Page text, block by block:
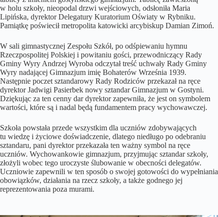
w holu szkoły, nieopodal drzwi wejściowych, odsłoniła Maria
Lipińska, dyrektor Delegatury Kuratorium Oświaty w Rybniku.
Pamiątkę poświecił metropolita katowicki arcybiskup Damian Zimoń.
W sali gimnastycznej Zespołu Szkół, po odśpiewaniu hymnu
Rzeczpospolitej Polskiej i powitaniu gości, przewodniczący Rady
Gminy Wyry Andrzej Wyroba odczytał treść uchwały Rady Gminy
Wyry nadającej Gimnazjum imię Bohaterów Września 1939.
Następnie poczet sztandarowy Rady Rodziców przekazał na ręce
dyrektor Jadwigi Pasierbek nowy sztandar Gimnazjum w Gostyni.
Dziękując za ten cenny dar dyrektor zapewniła, że jest on symbolem
wartości, które są i nadal będą fundamentem pracy wychowawczej.
Szkoła powstała przede wszystkim dla uczniów zdobywających
tu wiedzę i życiowe doświadczenie, dlatego niedługo po odebraniu
sztandaru, pani dyrektor przekazała ten ważny symbol na ręce
uczniów. Wychowankowie gimnazjum, przyjmując sztandar szkoły,
złożyli wobec tego uroczyste ślubowanie w obecności delegatów.
Uczniowie zapewnili w ten sposób o swojej gotowości do wypełniania
obowiązków, działania na rzecz szkoły, a także godnego jej
reprezentowania poza murami.